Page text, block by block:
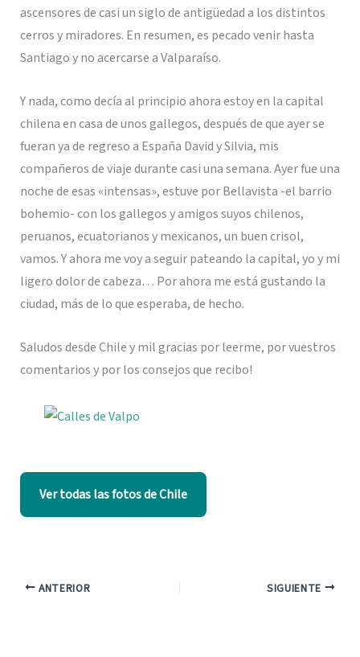
ascensores de casi un siglo de antigüedad a los distintos
cerros y miradores. En resumen, es pecado venir hasta
Santiago y no acercarse a Valparaíso.
Y nada, como decía al principio ahora estoy en la capital
chilena en casa de unos gallegos, después de que ayer se
fueran ya de regreso a España David y Silvia, mis
compañeros de viaje durante casi una semana. Ayer fue una
noche de esas «intensas», estuve por Bellavista -el barrio
bohemio- con los gallegos y amigos suyos chilenos,
peruanos, ecuatorianos y mexicanos, un buen crisol,
vamos. Y ahora me voy a seguir pateando la capital, yo y mi
ligero dolor de cabeza… Por ahora me está gustando la
ciudad, más de lo que esperaba, de hecho.
Saludos desde Chile y mil gracias por leerme, por vuestros
comentarios y por los consejos que recibo!
Ver todas las fotos de Chile
ANTERIOR SIGUIENTE